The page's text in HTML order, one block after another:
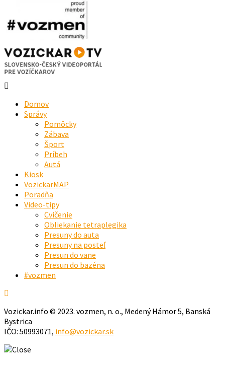
Domov
Správy
Pomôcky
Zábava
Šport
Príbeh
Autá
Kiosk
VozickarMAP
Poradňa
Video-tipy
Cvičenie
Obliekanie tetraplegika
Presuny do auta
Presuny na posteľ
Presun do vane
Presun do bazéna
#vozmen
Vozickar.info © 2023. vozmen, n. o., Medený Hámor 5, Banská
Bystrica
IČO: 50993071, info@vozickar.sk